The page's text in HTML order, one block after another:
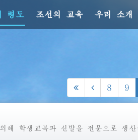
령도 조선의 교육 우리 소개
8 9
해 학생교복과 신발을 전문으로 생